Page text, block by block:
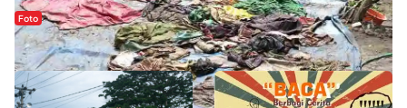
Foto
Sejak Banjir Bandang, Warga Butuhkan Air Bersih